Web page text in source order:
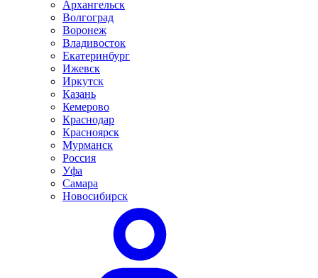
Архангельск
Волгоград
Воронеж
Владивосток
Екатеринбург
Ижевск
Иркутск
Казань
Кемерово
Краснодар
Красноярск
Мурманск
Россия
Уфа
Самара
Новосибирск